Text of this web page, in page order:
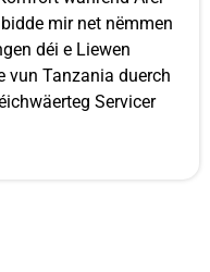
mir net nëmmen
déi e Liewen
vun Tanzania duerch
Servicer